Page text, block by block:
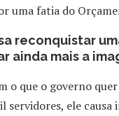
uma fatia do
reconquistar
ainda mais a
que o governo
ele causa